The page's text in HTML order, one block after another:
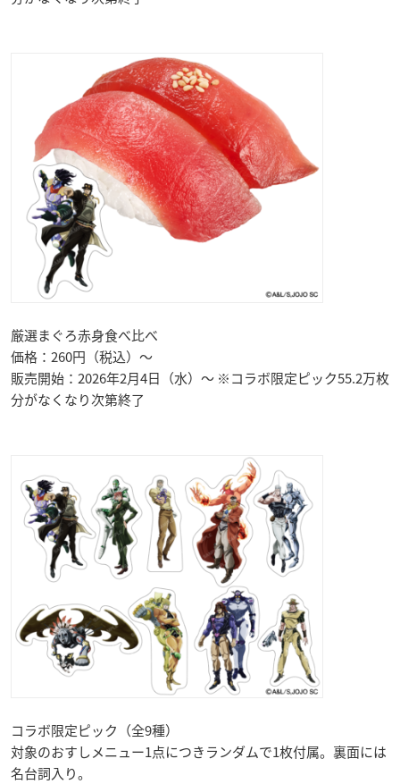
厳選まぐろ赤身食べ比べ
価格：260円（税込）～
販売開始：2026年2月4日（水）～ ※コラボ限定ピック55.2万枚
分がなくなり次第終了
コラボ限定ピック（全9種）
対象のおすしメニュー1点につきランダムで1枚付属。裏面には
名台詞入り。